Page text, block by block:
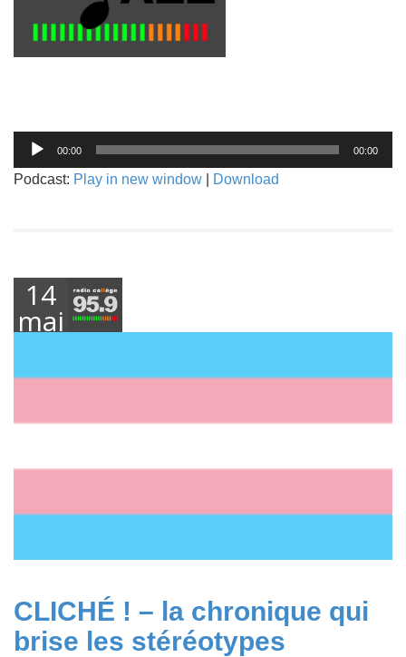
Lecteur
audio
00:00 00:00
Podcast: Play in new window Download
14
mai
CLICHÉ ! – la chronique qui
brise les stéréotypes